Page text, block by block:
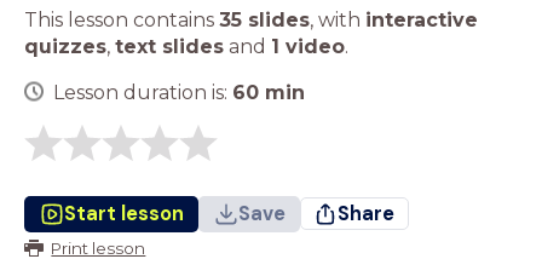
This lesson contains 35 slides, with interactive
quizzes, text slides and 1 video.
Lesson duration is: 60 min
Start lesson Save Share
Print lesson